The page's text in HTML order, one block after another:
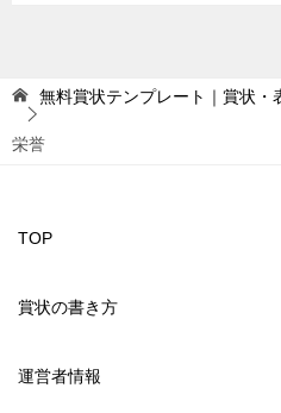
無料賞状テンプレート｜賞状・
栄誉
TOP
賞状の書き方
運営者情報